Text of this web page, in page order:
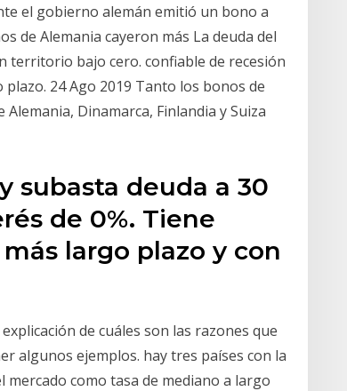
el gobierno alemán emitió un bono a
de Alemania cayeron más La deuda del
territorio bajo cero. confiable de recesión
24 Ago 2019 Tanto los bonos de
Dinamarca, Finlandia y Suiza
subasta deuda a 30
de 0%. Tiene
largo plazo y con
de cuáles son las razones que
algunos ejemplos. hay tres países con la
mercado como tasa de mediano a largo